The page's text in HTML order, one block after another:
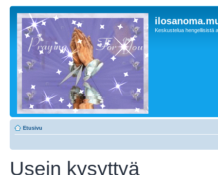
Keskustelua hengellisistä
Etusivu
Usein kysyttyä